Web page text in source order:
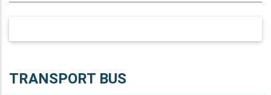
TRANSPORT BUS